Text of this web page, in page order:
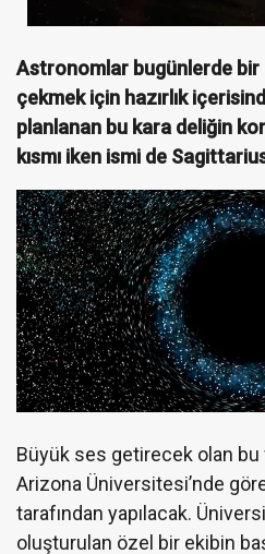
Astronomlar bugünlerde
çekmek için hazırlık
planlanan bu kara deliğin
kısmı iken ismi de
Büyük ses getirecek olan bu
Arizona Üniversitesi’nde
tarafından yapılacak.
oluşturulan özel bir ekibin